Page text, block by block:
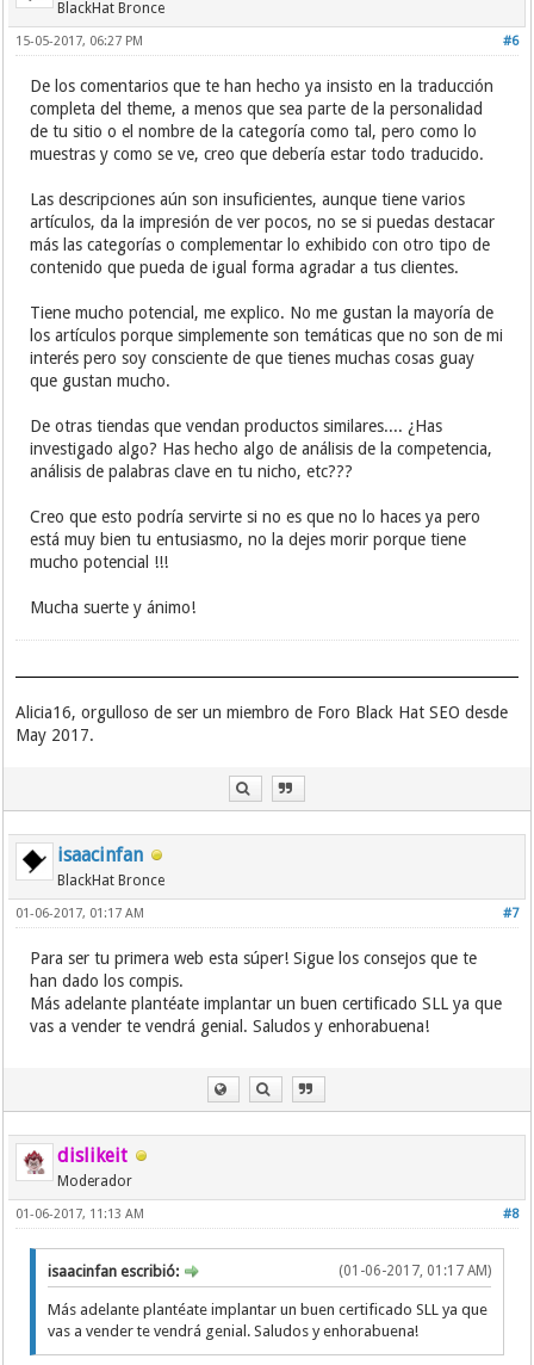
BlackHat Bronce
#6
15-05-2017, 06:27 PM
De los comentarios que te han hecho ya insisto en la traducción
completa del theme, a menos que sea parte de la personalidad
de tu sitio o el nombre de la categoría como tal, pero como lo
muestras y como se ve, creo que debería estar todo traducido.
Las descripciones aún son insuficientes, aunque tiene varios
artículos, da la impresión de ver pocos, no se si puedas destacar
más las categorías o complementar lo exhibido con otro tipo de
contenido que pueda de igual forma agradar a tus clientes.
Tiene mucho potencial, me explico. No me gustan la mayoría de
los artículos porque simplemente son temáticas que no son de mi
interés pero soy consciente de que tienes muchas cosas guay
que gustan mucho.
De otras tiendas que vendan productos similares.... ¿Has
investigado algo? Has hecho algo de análisis de la competencia,
análisis de palabras clave en tu nicho, etc???
Creo que esto podría servirte si no es que no lo haces ya pero
está muy bien tu entusiasmo, no la dejes morir porque tiene
mucho potencial !!!
Mucha suerte y ánimo!
Alicia16, orgulloso de ser un miembro de Foro Black Hat SEO desde
May 2017.
isaacinfan
BlackHat Bronce
#7
01-06-2017, 01:17 AM
Para ser tu primera web esta súper! Sigue los consejos que te
han dado los compis.
Más adelante plantéate implantar un buen certificado SLL ya que
vas a vender te vendrá genial. Saludos y enhorabuena!
dislikeit
Moderador
#8
01-06-2017, 11:13 AM
(01-06-2017, 01:17 AM)
isaacinfan escribió:
Más adelante plantéate implantar un buen certificado SLL ya que
vas a vender te vendrá genial. Saludos y enhorabuena!